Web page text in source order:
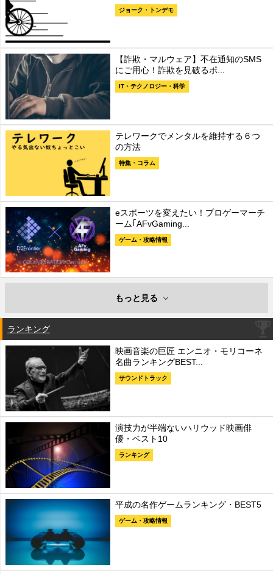
ジョーク・トンデモ
【詐欺・マルウェア】不在通知のSMS
にご用心！詐欺を見破るポ...
IT・テクノロジー・科学
テレワークでメンタルを維持する６つ
の方法
特集・コラム
eスポーツを変えたい！プロゲーマーチ
ーム｢AFvGaming...
ゲーム・攻略情報
もっと見る
ランキング
映画音楽の巨匠 エンニオ・モリコーネ
名曲ランキングBEST...
サウンドトラック
演技力が半端ないハリウッド映画俳
優・ベスト10
ランキング
平成の名作ゲームランキング・BEST5
ゲーム・攻略情報